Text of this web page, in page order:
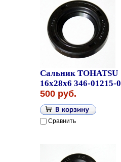
Сальник TOHATSU
16x28x6 346-01215-0
500 руб.
Сравнить